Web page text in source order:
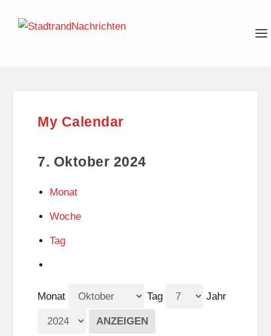
My Calendar
7. Oktober 2024
Monat
Woche
Tag
Monat Tag Jahr